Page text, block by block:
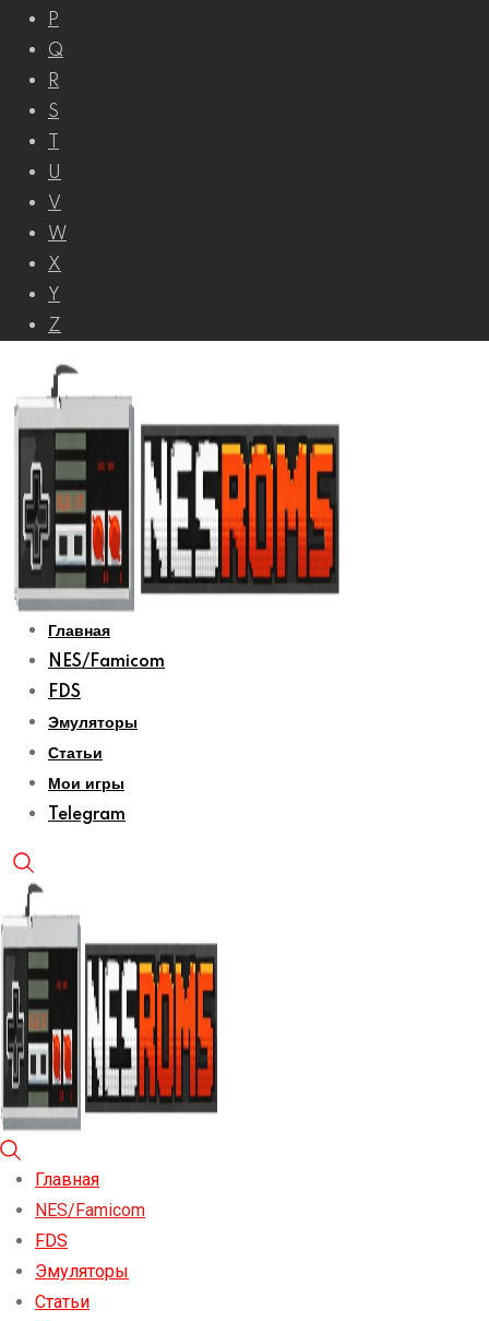
P
Q
R
S
U
V
W
X
Y
Z
Главная
NES/Famicom
FDS
Эмуляторы
Статьи
Мои игры
Telegram
Главная
NES/Famicom
FDS
Эмуляторы
Статьи